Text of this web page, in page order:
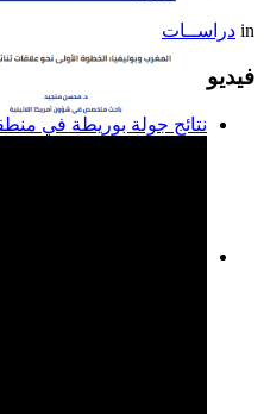
in دراســات
فيديو
نتائج جولة بوريطة في